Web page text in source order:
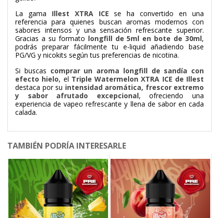
La gama Illest XTRA ICE se ha convertido en una
referencia para quienes buscan aromas modernos con
sabores intensos y una sensación refrescante superior.
Gracias a su formato longfill de 5ml en bote de 30ml,
podrás preparar fácilmente tu e-liquid añadiendo base
PG/VG y nicokits según tus preferencias de nicotina.
Si buscas comprar un aroma longfill de sandía con
efecto hielo, el Triple Watermelon XTRA ICE de Illest
destaca por su intensidad aromática, frescor extremo
y sabor afrutado excepcional, ofreciendo una
experiencia de vapeo refrescante y llena de sabor en cada
calada.
TAMBIÉN PODRÍA INTERESARLE